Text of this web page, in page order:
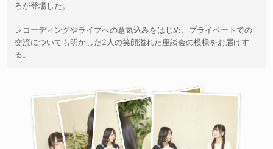
ろが登場した。
レコーディングやライブへの意気込みをはじめ、プライベートでの
交流についても明かした2人の笑顔溢れた座談会の模様をお届けす
る。